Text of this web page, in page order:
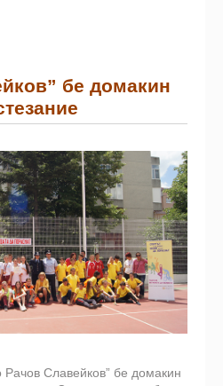
бе домакин
Славейков” бе домакин